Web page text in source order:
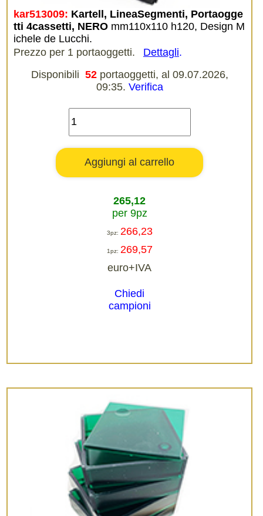
kar513009: Kartell, LineaSegmenti, Portaogge
tti 4cassetti, NERO mm110x110 h120, Design M
ichele de Lucchi.
Prezzo per 1 portaoggetti.
Dettagli.
Disponibili 52 portaoggetti, al 09.07.2026,
09:35. Verifica
265,12
per 9pz
3pz: 266,23
1pz: 269,57
euro+IVA
Chiedi
campioni